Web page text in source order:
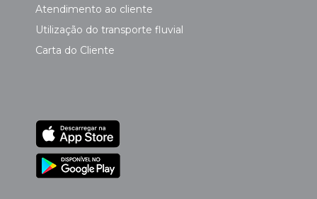
Atendimento ao cliente
Utilização do transporte fluvial
Carta do Cliente